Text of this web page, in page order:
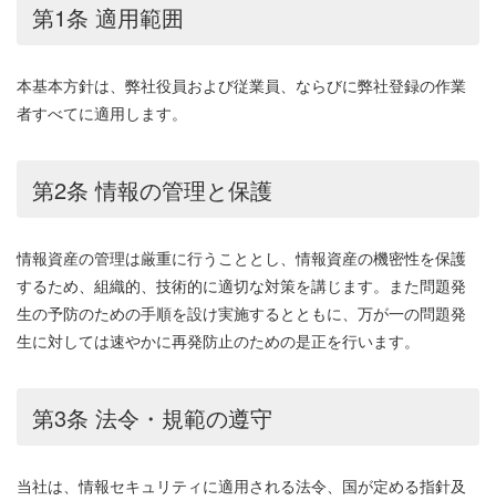
第1条 適用範囲
本基本方針は、弊社役員および従業員、ならびに弊社登録の作業
者すべてに適用します。
第2条 情報の管理と保護
情報資産の管理は厳重に行うこととし、情報資産の機密性を保護
するため、組織的、技術的に適切な対策を講じます。また問題発
生の予防のための手順を設け実施するとともに、万が一の問題発
生に対しては速やかに再発防止のための是正を行います。
第3条 法令・規範の遵守
当社は、情報セキュリティに適用される法令、国が定める指針及